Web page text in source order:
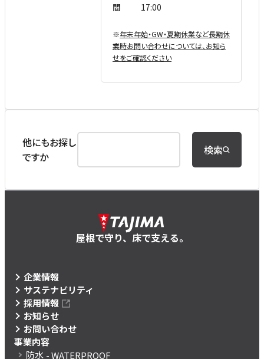
間
17:00
※年末年始・GW・夏期休業など⻑期休
業時お問い合わせについては、お知ら
せをご確認ください
他にもお探し
ですか
検索
屋根で守り、床で支える。
企業情報
サステナビリティ
採用情報
お知らせ
お問い合わせ
事業内容
防水 - WATERPROOF